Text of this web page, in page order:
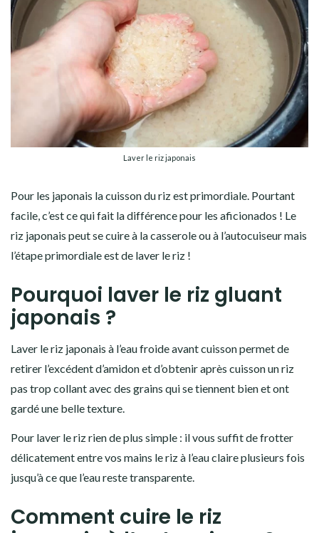
Laver le riz japonais
Pour les japonais la cuisson du riz est primordiale. Pourtant
facile, c’est ce qui fait la différence pour les aficionados ! Le
riz japonais peut se cuire à la casserole ou à l’autocuiseur mais
l’étape primordiale est de laver le riz !
Pourquoi laver le riz gluant
japonais ?
Laver le riz japonais à l’eau froide avant cuisson permet de
retirer l’excédent d’amidon et d’obtenir après cuisson un riz
pas trop collantavec des grains qui se tiennent bien et ont
gardé une belle texture.
Pour laver le riz rien de plus simple : il vous suffit de frotter
délicatement entre vos mains le riz à l’eau claire plusieurs fois
jusqu’à ce que l’eau reste transparente.
Comment cuire le riz